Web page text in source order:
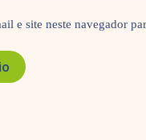
e site neste navegador